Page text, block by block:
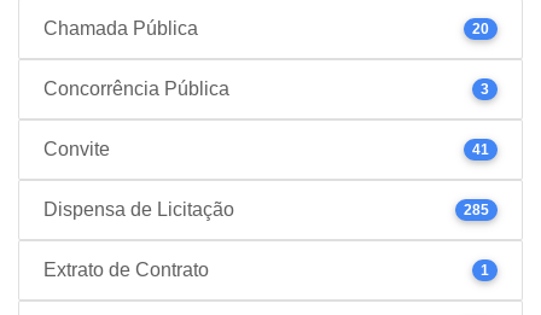
Chamada Pública 20
Concorrência Pública 3
Convite 41
Dispensa de Licitação 285
Extrato de Contrato 1